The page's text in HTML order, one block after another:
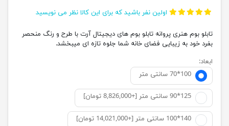
اولین نفر باشید که برای این کالا نظر می نویسید
تابلو بوم هنری پروانه تابلو بوم های دیجیتال آرت با طرح و رنگ منحصر
بفرد خود به زیبایی فضای خانه شما جلوه تازه ای میبخشد.
ابعاد:
100*70 سانتی متر
125*90 سانتی متر [+8,826,000 تومان]
140*100 سانتی متر [+14,021,000 تومان]